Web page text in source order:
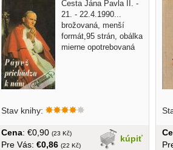
Cesta Jána Pavla II. -
21. - 22.4.1990...
brožovaná, menší
formát,95 strán, obálka
mierne opotrebovaná
Stav knihy:
kúpiť
Cena: €0,90 (23 Kč)
Pre Vás: €0,86 (22 Kč)